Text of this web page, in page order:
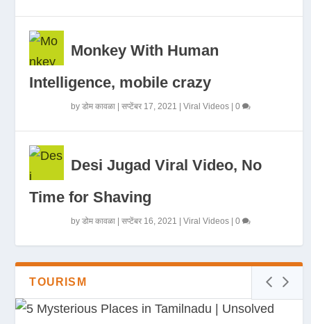
Monkey With Human
Intelligence, mobile crazy
byडोम कावळा |सप्टेंबर 17, 2021 |Viral Videos |0
Desi Jugad Viral Video, No
Time for Shaving
byडोम कावळा |सप्टेंबर 16, 2021 |Viral Videos |0
TOURISM